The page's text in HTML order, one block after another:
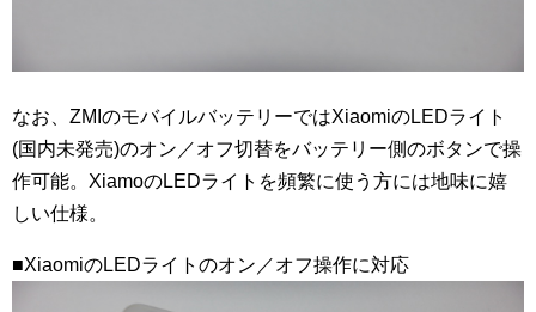
なお、ZMIのモバイルバッテリーではXiaomiのLEDライト
(国内未発売)のオン／オフ切替をバッテリー側のボタンで操
作可能。XiamoのLEDライトを頻繁に使う方には地味に嬉
しい仕様。
■XiaomiのLEDライトのオン／オフ操作に対応